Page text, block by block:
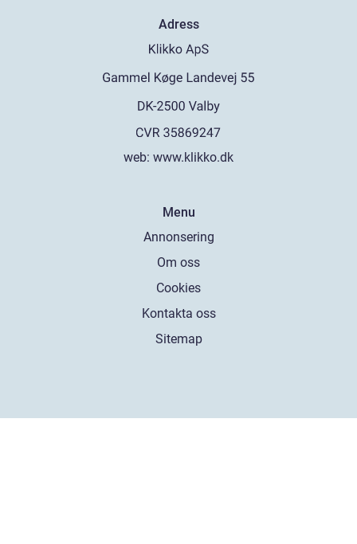
Adress
web: www.klikko.dk
Menu
Annonsering
Om oss
Cookies
Kontakta oss
Sitemap